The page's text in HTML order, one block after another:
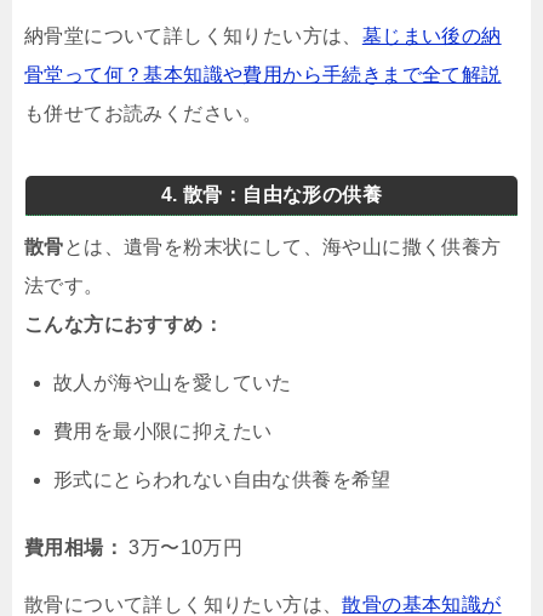
納骨堂について詳しく知りたい方は、 墓じまい後の納
骨堂って何？基本知識や費用から手続きまで全て解説
も併せてお読みください。
4. 散骨：自由な形の供養
散骨とは、遺骨を粉末状にして、海や山に撒く供養方
法です。
こんな方におすすめ：
故人が海や山を愛していた
費用を最小限に抑えたい
形式にとらわれない自由な供養を希望
費用相場： 3万〜10万円
散骨について詳しく知りたい方は、散骨の基本知識が